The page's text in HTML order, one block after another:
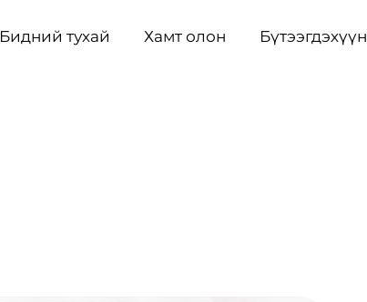
Бидний тухай Хамт олон Бүтээгдэхүүн